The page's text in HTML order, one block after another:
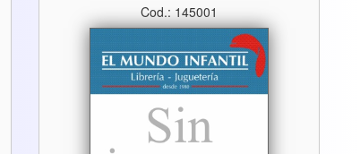
Cod.: 145001